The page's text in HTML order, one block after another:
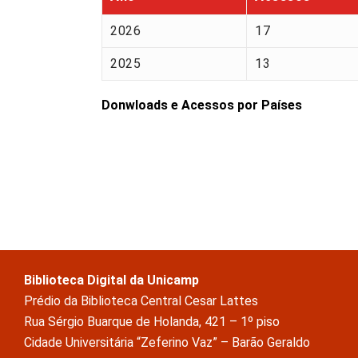
2026 17
2025 13
Donwloads e Acessos por Países
Biblioteca Digital da Unicamp
Prédio da Biblioteca Central Cesar Lattes
Rua Sérgio Buarque de Holanda, 421 – 1º piso
Cidade Universitária “Zeferino Vaz” – Barão Geraldo